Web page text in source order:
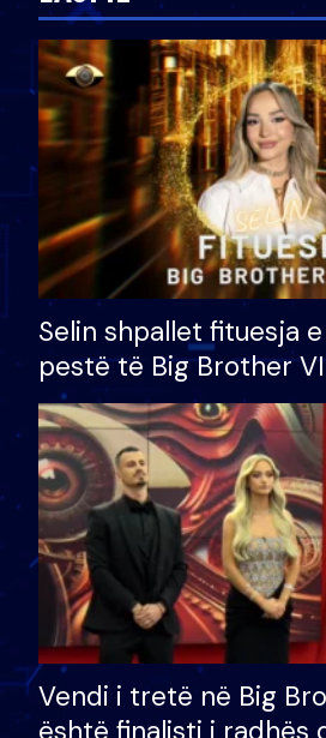
Selin shpallet fituesja
pestë të Big Brother
çmimin e madh prej
Vendi i tretë në Big
është finalisti i radhës